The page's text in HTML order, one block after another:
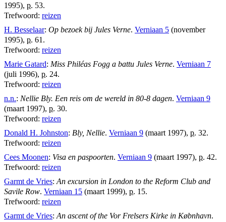
1995), p. 53.
Trefwoord: reizen
H. Besselaar: Op bezoek bij Jules Verne. Verniaan 5 (november
1995), p. 61.
Trefwoord: reizen
Marie Gatard: Miss Philéas Fogg a battu Jules Verne. Verniaan 7
(juli 1996), p. 24.
Trefwoord: reizen
n.n.: Nellie Bly. Een reis om de wereld in 80-8 dagen. Verniaan 9
(maart 1997), p. 30.
Trefwoord: reizen
Donald H. Johnston: Bly, Nellie. Verniaan 9 (maart 1997), p. 32.
Trefwoord: reizen
Cees Moonen: Visa en paspoorten. Verniaan 9 (maart 1997), p. 42.
Trefwoord: reizen
Garmt de Vries: An excursion in London to the Reform Club and
Savile Row. Verniaan 15 (maart 1999), p. 15.
Trefwoord: reizen
Garmt de Vries: An ascent of the Vor Frelsers Kirke in Købnhavn.